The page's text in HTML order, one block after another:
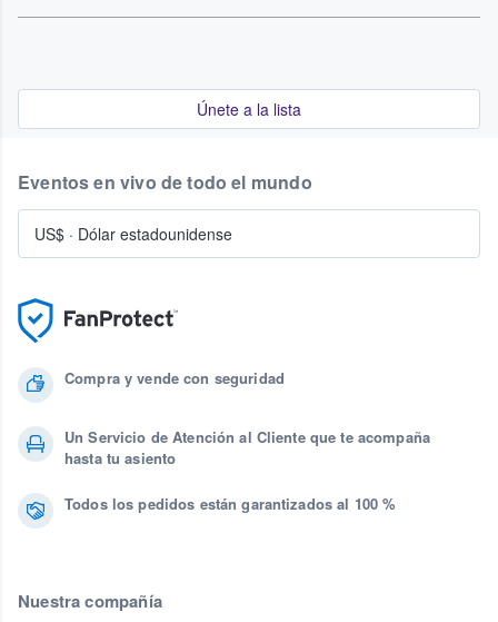
Únete a la lista
Compra y vende con seguridad
Un Servicio de Atención al Cliente que te acompaña
hasta tu asiento
Todos los pedidos están garantizados al 100 %
Nuestra compañía
Eventos en vivo de todo el mundo
US$ · Dólar estadounidense